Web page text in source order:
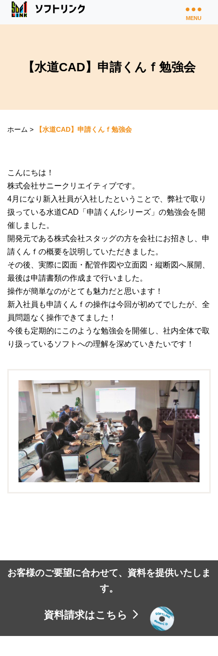
MENU
【水道CAD】申請くんｆ勉強会
ホーム > 【水道CAD】申請くんｆ勉強会
こんにちは！
株式会社サニークリエイティブです。
4月になり新入社員が入社したということで、弊社で取り
扱っている水道CAD「申請くんfシリーズ」の勉強会を開
催しました。
開発元である株式会社スタッグの方を会社にお招きし、申
請くんｆの概要を説明していただきました。
その後、実際に図面・配管作図や立面図・縦断図へ展開、
最後は申請書類の作成まで行いました。
操作が簡単なのがとても魅力だと思います！
新入社員も申請くんｆの操作は今回が初めてでしたが、全
員問題なく操作できてました！
今後も定期的にこのような勉強会を開催し、社内全体で取
り扱っているソフトへの理解を深めていきたいです！
お客様のご要望に合わせて、資料を提供いたしま
す。
資料請求はこちら